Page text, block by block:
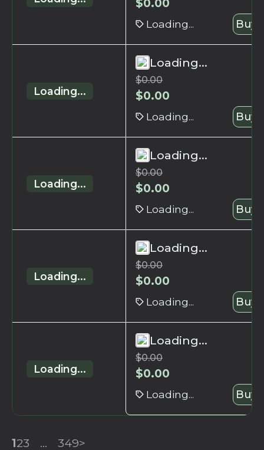
$0.00
Loading... Buy
Loading...
Loading...
$0.00
$0.00
Loading... Buy
Loading...
Loading...
$0.00
$0.00
Loading... Buy
Loading...
Loading...
$0.00
$0.00
Loading... Buy
Loading...
Loading...
$0.00
$0.00
Loading... Buy
123 ... 349>